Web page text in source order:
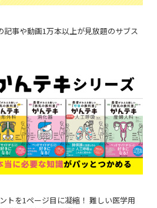
事や動画1万本以上が見放題のサブス
トを1ページ目に凝縮！ 難しい医学用